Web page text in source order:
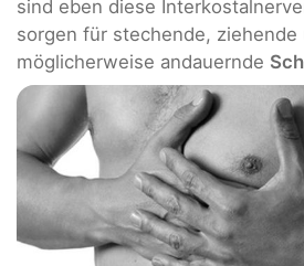
sind eben diese
sorgen für stechende, ziehende
möglicherweise andauernde